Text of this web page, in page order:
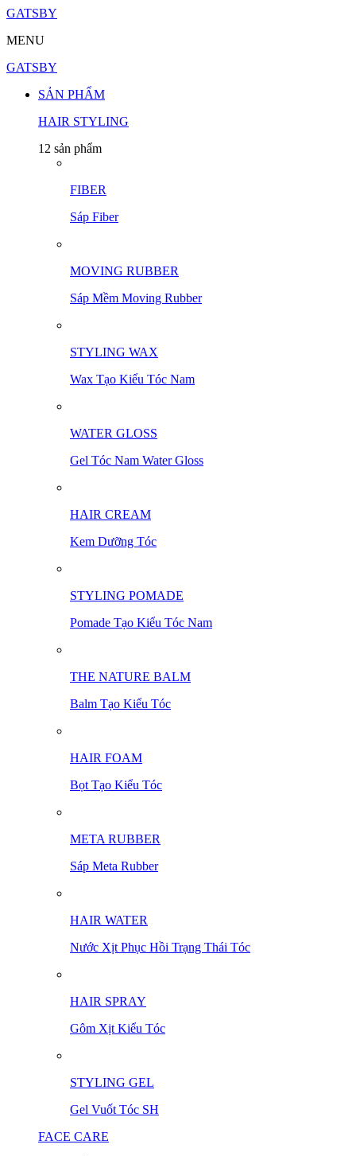
GATSBY
MENU
GATSBY
SẢN PHẨM
HAIR STYLING
12 sản phẩm
FIBER
Sáp Fiber
MOVING RUBBER
Sáp Mềm Moving Rubber
STYLING WAX
Wax Tạo Kiểu Tóc Nam
WATER GLOSS
Gel Tóc Nam Water Gloss
HAIR CREAM
Kem Dưỡng Tóc
STYLING POMADE
Pomade Tạo Kiểu Tóc Nam
THE NATURE BALM
Balm Tạo Kiểu Tóc
HAIR FOAM
Bọt Tạo Kiểu Tóc
META RUBBER
Sáp Meta Rubber
HAIR WATER
Nước Xịt Phục Hồi Trạng Thái Tóc
HAIR SPRAY
Gôm Xịt Kiểu Tóc
STYLING GEL
Gel Vuốt Tóc SH
FACE CARE